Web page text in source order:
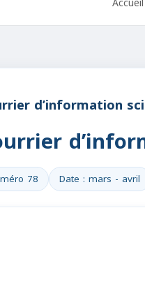
d’information
78 Date : mars - avril